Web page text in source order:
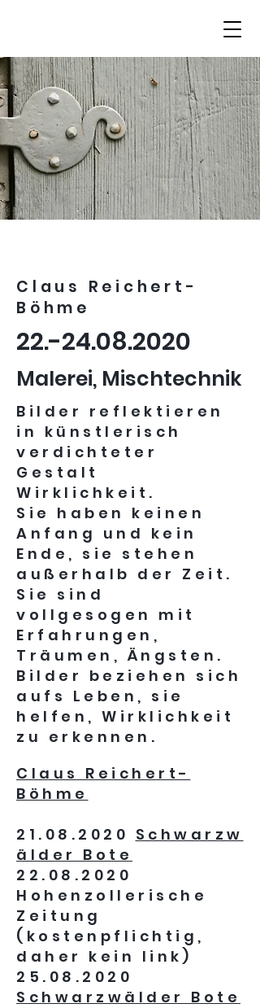
Claus Reichert-
Böhme
22.-24.08.2020
Malerei, Mischtechnik
Bilder reflektieren
in künstlerisch
verdichteter
Gestalt
Wirklichkeit.
Sie haben keinen
Anfang und kein
Ende, sie stehen
außerhalb der Zeit.
Sie sind
vollgesogen mit
Erfahrungen,
Träumen, Ängsten.
Bilder beziehen sich
aufs Leben, sie
helfen, Wirklichkeit
zu erkennen.
Claus Reichert-
Böhme
21.08.2020 Schwarzw
älder Bote
22.08.2020
Hohenzollerische
Zeitung
(kostenpflichtig,
daher kein link)
25.08.2020
Schwarzwälder Bote